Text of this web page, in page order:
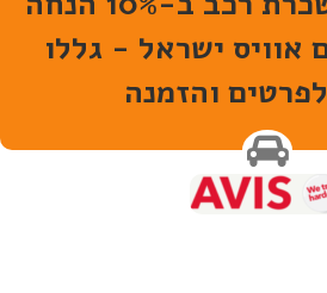
אוויס ישראל - גללו
והזמנה